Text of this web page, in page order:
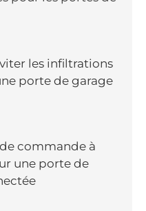
les infiltrations
porte de garage
commande à
une porte de